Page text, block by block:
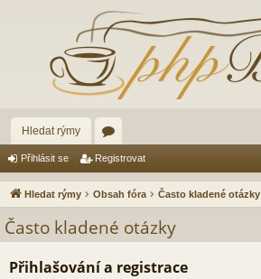
Hledat rýmy
ór
a
Přihlásit se Registrovat
Hledat rýmy Obsah fóra Často kladené otázky
Často kladené otázky
Přihlašování a registrace